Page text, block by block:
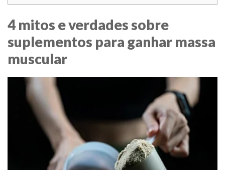
4 mitos e verdades sobre
suplementos para ganhar massa
muscular